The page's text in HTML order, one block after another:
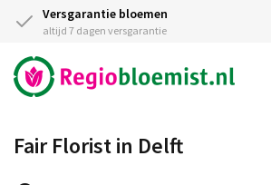
Versgarantie bloemen
altijd 7 dagen versgarantie
Fair Florist in Delft